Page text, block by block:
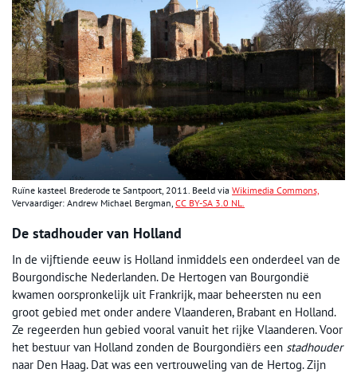
Ruïne kasteel Brederode te Santpoort, 2011. Beeld via Wikimedia Commons,
Vervaardiger: Andrew Michael Bergman, CC BY-SA 3.0 NL.
De stadhouder van Holland
In de vijftiende eeuw is Holland inmiddels een onderdeel van de
Bourgondische Nederlanden. De Hertogen van Bourgondië
kwamen oorspronkelijk uit Frankrijk, maar beheersten nu een
groot gebied met onder andere Vlaanderen, Brabant en Holland.
Ze regeerden hun gebied vooral vanuit het rijke Vlaanderen. Voor
het bestuur van Holland zonden de Bourgondiërs een stadhouder
naar Den Haag. Dat was een vertrouweling van de Hertog. Zijn